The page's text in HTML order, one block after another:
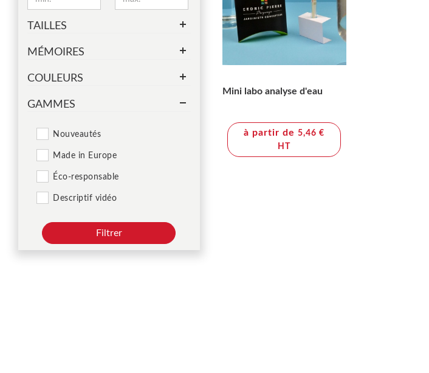
TAILLES
MÉMOIRES
COULEURS
GAMMES
Nouveautés
Made in Europe
Éco-responsable
Descriptif vidéo
Filtrer
Mini labo analyse d'eau
à partir de5,46 €
HT